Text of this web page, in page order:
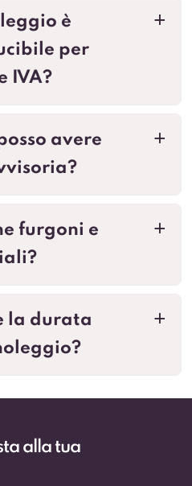
a
è
per
IVA?
a
avere
a
furgoni e
a
la durata
alla tua